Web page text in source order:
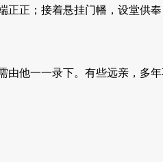
正；接着悬挂门幡，设堂供
他一一录下。有些远亲，多